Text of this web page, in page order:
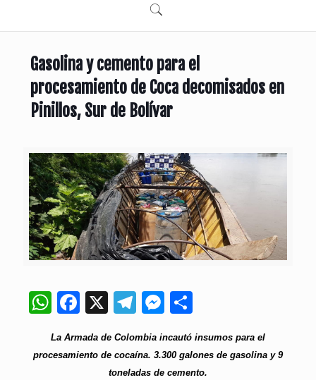
Gasolina y cemento para el
procesamiento de Coca decomisados en
Pinillos, Sur de Bolívar
WhatsApp
Facebook
X Telegram
Messenger
La Armada de Colombia incautó insumos para el
procesamiento de cocaína. 3.300 galones de gasolina y 9
toneladas de cemento.